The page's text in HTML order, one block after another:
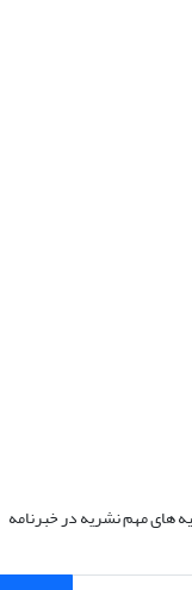
های مهم نشریه در خبرنامه